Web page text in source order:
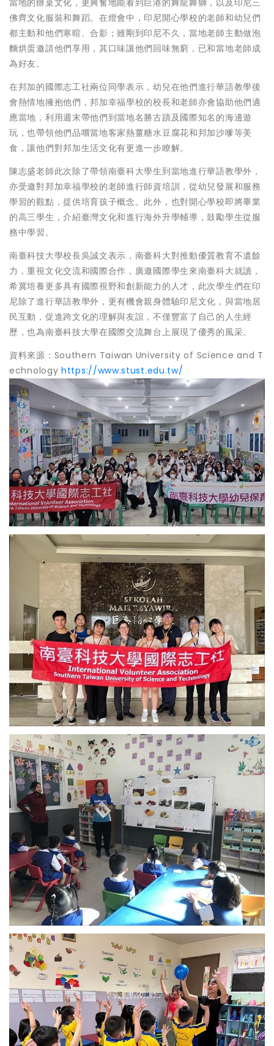
佛齊文化服裝和舞蹈。在燈會中，印尼開心學校的老師和幼兒們
都主動和他們寒暄、合影；雖剛到印尼不久，當地老師主動做泡
麵烘蛋邀請他們享用，其口味讓他們回味無窮，已和當地老師成
為好友。
在邦加的國際志工社兩位同學表示，幼兒在他們進行華語教學後
會熱情地擁抱他們，邦加幸福學校的校長和老師亦會協助他們適
應當地，利用週末帶他們到當地名勝古蹟及國際知名的海邊遊
玩，也帶領他們品嚐當地客家熱薑糖水豆腐花和邦加沙嗲等美
食，讓他們對邦加生活文化有更進一步瞭解。
陳志盛老師此次除了帶領南臺科大學生到當地進行華語教學外，
亦受邀對邦加幸福學校的老師進行師資培訓，從幼兒發展和服務
學習的觀點，提供培育孩子概念。此外，也對開心學校即將畢業
的高三學生，介紹臺灣文化和進行海外升學輔導，鼓勵學生從服
務中學習。
南臺科技大學校長吳誠文表示，南臺科大對推動優質教育不遺餘
力，重視文化交流和國際合作，廣邀國際學生來南臺科大就讀，
希冀培養更多具有國際視野和創新能力的人才，此次學生們在印
尼除了進行華語教學外，更有機會親身體驗印尼文化，與當地居
民互動，促進跨文化的理解與友誼，不僅豐富了自己的人生經
歷，也為南臺科技大學在國際交流舞台上展現了優秀的風采。
資料來源：Southern Taiwan University of Science and T
echnology https://www.stust.edu.tw/